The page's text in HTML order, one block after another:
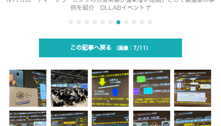
例を紹介 DLLABイベントで
この記事へ戻る 7/11